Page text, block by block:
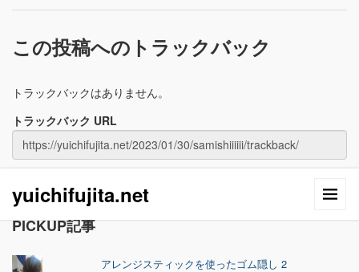
この投稿へのトラックバック
トラックバックはありません。
トラックバック URL
yuichifujita.net
PICKUP記事
アレンジスティックを使ったゴム隠し 2